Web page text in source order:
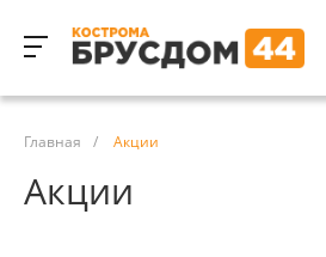
Главная / Акции
Акции